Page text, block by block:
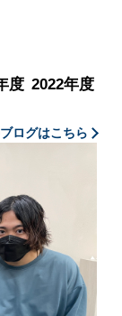
度 2022年度
ログはこちら